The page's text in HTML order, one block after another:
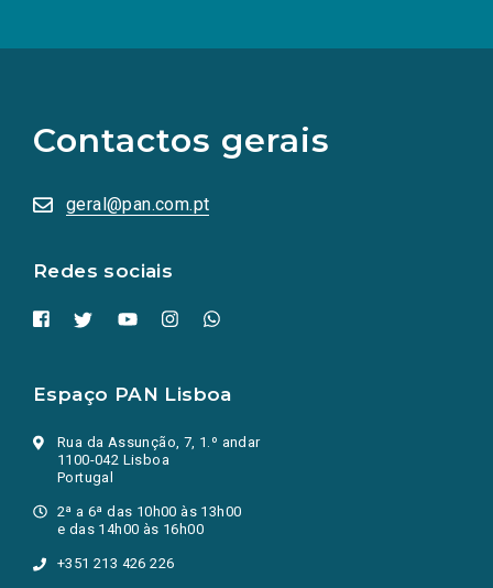
Contactos gerais
geral@pan.com.pt
Redes sociais
redes
sociais
numa
nova
Espaço PAN Lisboa
Rua da Assunção, 7, 1.º andar
1100-042 Lisboa
Portugal
2ª a 6ª das 10h00 às 13h00
e das 14h00 às 16h00
+351 213 426 226